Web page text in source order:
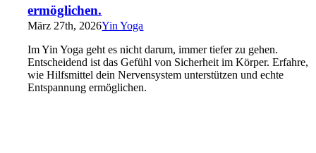
ermöglichen.
März 27th, 2026Yin Yoga
Im Yin Yoga geht es nicht darum, immer tiefer zu gehen.
Entscheidend ist das Gefühl von Sicherheit im Körper. Erfahre,
wie Hilfsmittel dein Nervensystem unterstützen und echte
Entspannung ermöglichen.